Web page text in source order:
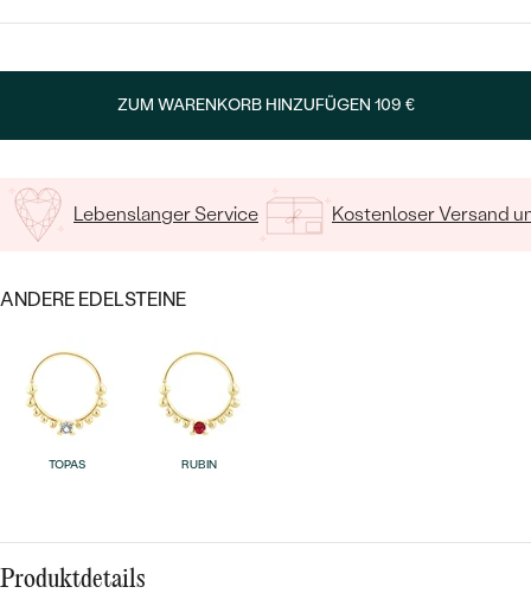
Meistverkaufte
Eheringe
MIT LAB GROWN DIAMANT
MIT FARBIGEN DIAMANTEN
MIT EDELSTEIN
NACH MATERIAL
PLATIN
NACH MATERIAL
GOLD
PLATIN
DIAMANTSCHMUCK
EDELSTEINSCHMUCK
SCHMUCK MIT LAB GROWN
DIAMANTEN
NACH STYL
PERLENOHRRINGE
PREISWERTE
LUXURIÖSE
NACH EDELSTEIN
MIT EDELSTEIN
PERLENKETTEN
PREISWERTE
LUXURIÖSE
MIT EDELSTEIN
PERLENRINGE
NACH PREIS
ZUM WARENKORB HINZUFÜGEN 109 €
Lebenslanger Service Kostenloser Versand
ANDERE EDELSTEINE
TOPAS RUBIN
Produktdetails